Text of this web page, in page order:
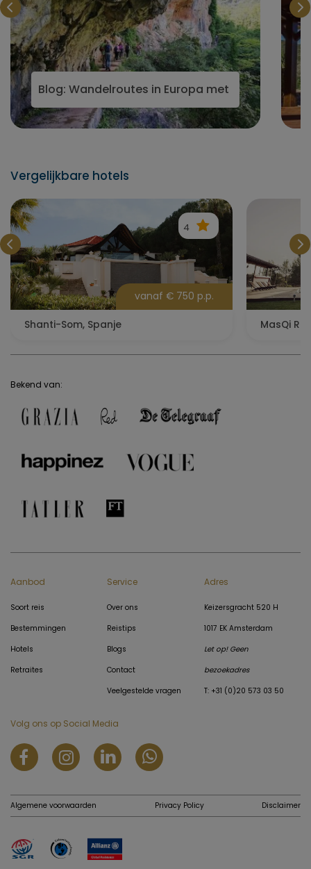
en Azie
Blog: Wandelroutes in Europa met
Vergelijkbare hotels
4
vanaf € 750 p.p.
Shanti-Som, Spanje MasQi
Bekend van:
Aanbod
Soort reis
Bestemmingen
Hotels
Retraites
Service
Over ons
Reistips
Blogs
Contact
Veelgestelde vragen
Adres
Keizersgracht 520 H
1017 EK Amsterdam
Let op! Geen
bezoekadres
T: +31 (0)20 573 03 50
Volg ons op Social Media
Algemene voorwaarden Privacy Policy Disclaimer